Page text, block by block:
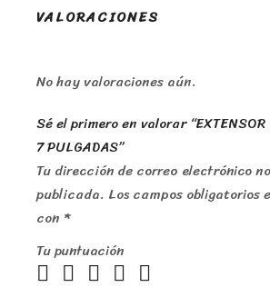
VALORACIONES
No hay valoraciones aún.
Sé el primero en valorar “EXTENSOR
7 PULGADAS”
Tu dirección de correo electrónico
publicada. Los campos obligatorios
con *
Tu puntuación